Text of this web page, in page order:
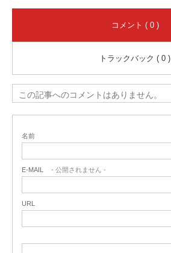
コメント ( 0 )
トラックバック ( 0 )
この記事へのコメントはありません。
名前
E-MAIL - 公開されません -
URL